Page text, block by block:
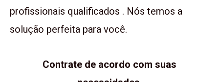
profissionais qualificados . Nós temos a
solução perfeita para você.
Contrate de acordo com suas